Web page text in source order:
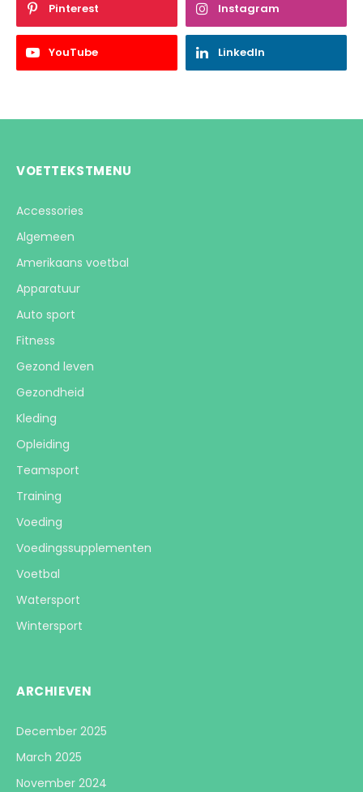
Pinterest Instagram
YouTube LinkedIn
VOETTEKSTMENU
Accessories
Algemeen
Amerikaans voetbal
Apparatuur
Auto sport
Fitness
Gezond leven
Gezondheid
Kleding
Opleiding
Teamsport
Training
Voeding
Voedingssupplementen
Voetbal
Watersport
Wintersport
ARCHIEVEN
December 2025
March 2025
November 2024